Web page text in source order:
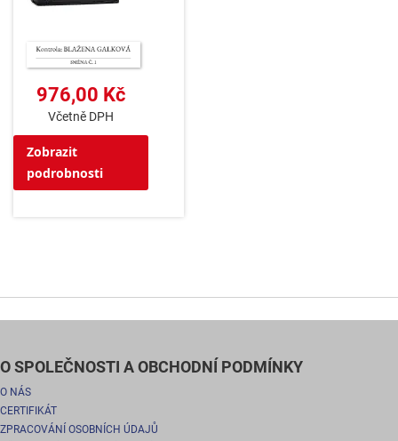
976,00 Kč
Včetně DPH
Zobrazit
podrobnosti
O SPOLEČNOSTI A OBCHODNÍ PODMÍNKY
O NÁS
CERTIFIKÁT
ZPRACOVÁNÍ OSOBNÍCH ÚDAJŮ